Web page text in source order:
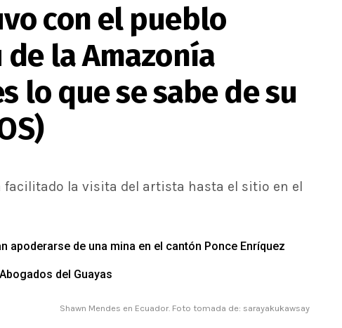
con el pueblo
de la Amazonía
lo que se sabe de su
facilitado la visita del artista hasta el sitio en el
de una mina en el cantón Ponce Enríquez
del Guayas
Shawn Mendes en Ecuador. Foto tomada de: sarayakukawsay